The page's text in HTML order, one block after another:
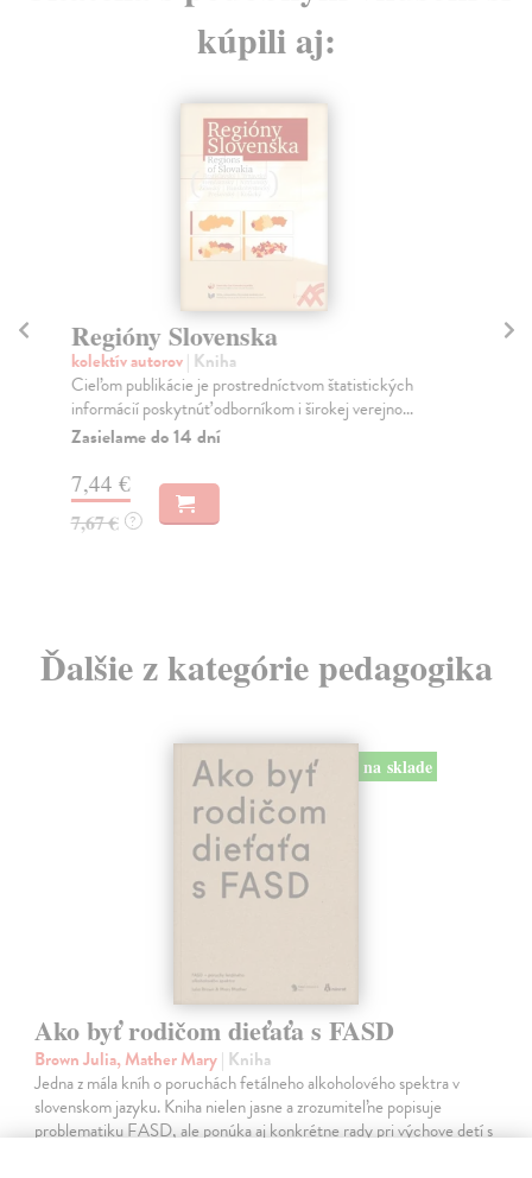
kúpili aj:
Regióny Slovenska
kolektív autorov| Kniha
Cieľom publikácie je prostredníctvom štatistických
informácií poskytnúť odborníkom i širokej verejno...
Zasielame do 14 dní
7,44 €
7,67 € ?
Ďalšie z kategórie pedagogika
na sklade
Ako byť rodičom dieťaťa s FASD
Brown Julia, Mather Mary| Kniha
Jedna z mála kníh o poruchách fetálneho alkoholového spektra v
slovenskom jazyku. Kniha nielen jasne a zrozumiteľne popisuje
problematiku FASD, ale ponúka aj konkrétne rady pri výchove detí s